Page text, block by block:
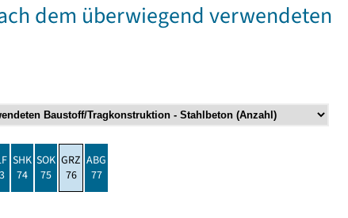
dem überwiegend verwendeten
SHK
74
SOK
75
GRZ
76
ABG
77